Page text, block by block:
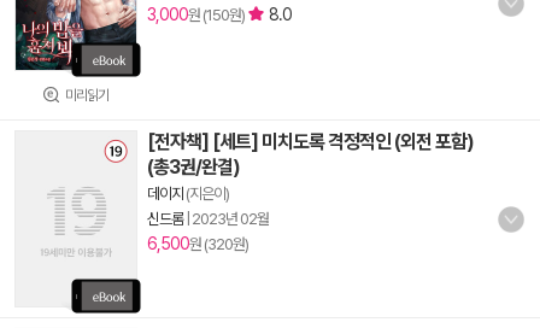
미리읽기
3,000원 (150원) 8.0
[전자책] [세트] 미치도록 격정적인 (외전 포함)
(총3권/완결)
데이지 (지은이)
신드롬| 2023년 02월
6,500원 (320원)